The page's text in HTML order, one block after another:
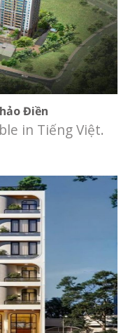
Điền
in Tiếng Việt.